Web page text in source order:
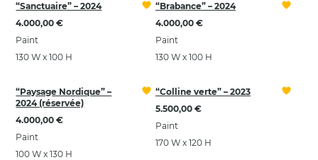
“Sanctuaire” – 2024
4.000,00 €
Paint
130 W x 100 H
“Brabance” – 2024
4.000,00 €
Paint
130 W x 100 H
“Paysage Nordique” –
2024 (réservée)
4.000,00 €
Paint
100 W x 130 H
“Colline verte” – 2023
5.500,00 €
Paint
170 W x 120 H